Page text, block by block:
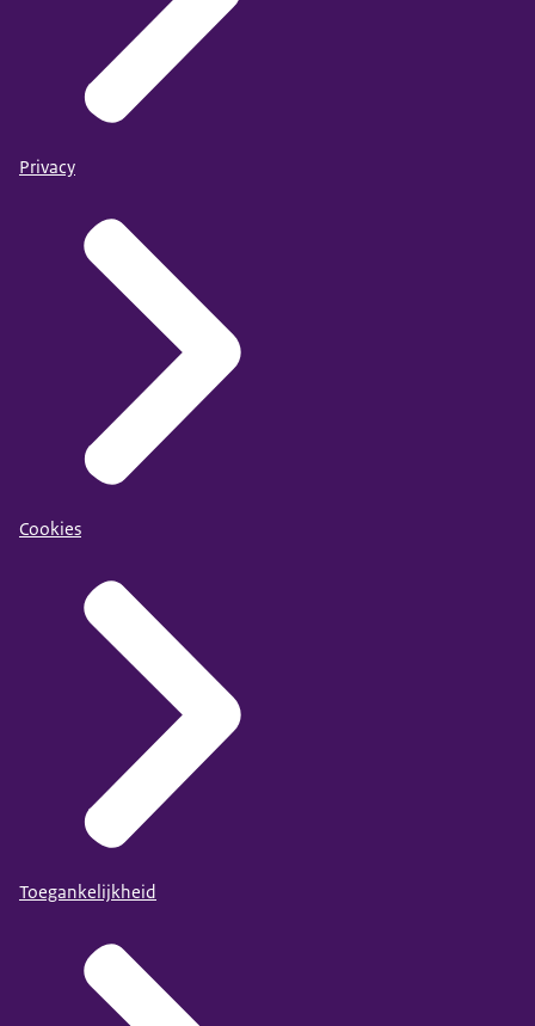
Privacy
Cookies
Toegankelijkheid